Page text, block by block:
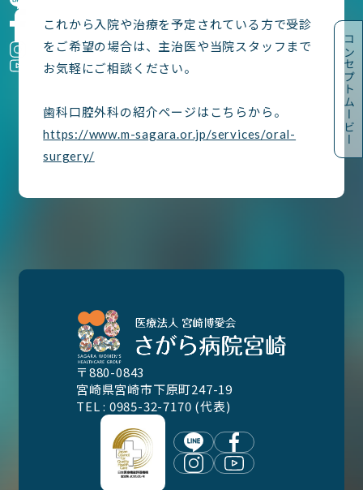
コンセプトムービー
これから入院や治療を予定されている方で受診
をご希望の場合は、主治医や当院スタッフまで
お気軽にご相談ください。
歯科口腔外科の紹介ページはこちらから。
https://www.m-sagara.or.jp/services/oral-
surgery/
〒880-0843
宮崎県宮崎市下原町247-19
TEL : 0985-32-7170 (代表)